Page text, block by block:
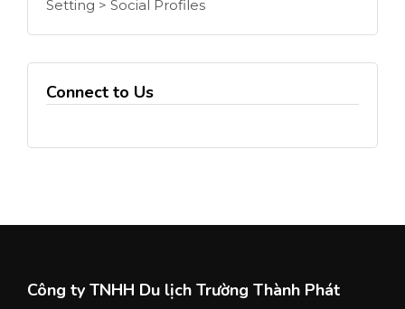
Setting > Social Profiles
Connect to Us
Công ty TNHH Du lịch Trường Thành Phát